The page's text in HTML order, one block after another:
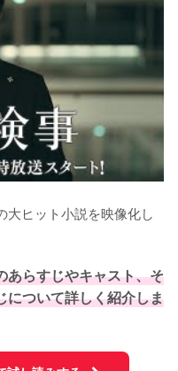
大ヒット小説を映像化し
あらすじやキャスト、そ
について詳しく紹介しま